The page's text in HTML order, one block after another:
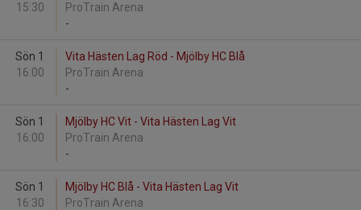
15:30
ProTrain Arena
-
Sön 1
16:00
Vita Hästen Lag Röd - Mjölby HC Blå
ProTrain Arena
-
Sön 1
16:00
Mjölby HC Vit - Vita Hästen Lag Vit
ProTrain Arena
-
Sön 1
16:30
Mjölby HC Blå - Vita Hästen Lag Vit
ProTrain Arena